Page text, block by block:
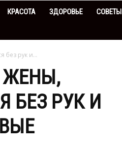
КРАСОТА ЗДОРОВЬЕ СОВЕТЫ
без рук и...
ЖЕНЫ,
БЕЗ РУК И